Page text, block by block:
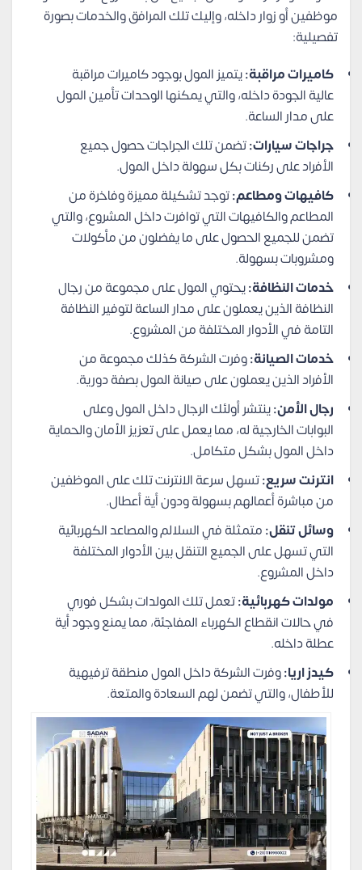
موظفين أو زوار داخله، وإليك تلك المرافق والخدمات بصورة
تفصيلية:
كاميرات مراقبة:يتميز المول بوجود كاميرات مراقبة
عالية الجودة داخله، والتي يمكنها الوحدات تأمين المول
على مدار الساعة.
جراجات سيارات:تضمن تلك الجراجات حصول جميع
الأفراد على ركنات بكل سهولة داخل المول.
كافيهات ومطاعم:توجد تشكيلة مميزة وفاخرة من
المطاعم والكافيهات التي توافرت داخل المشروع، والتي
تضمن للجميع الحصول على ما يفضلون من مأكولات
ومشروبات بسهولة.
خدمات النظافة:يحتوي المول على مجموعة من رجال
النظافة الذين يعملون على مدار الساعة لتوفير النظافة
التامة في الأدوار المختلفة من المشروع.
خدمات الصيانة:وفرت الشركة كذلك مجموعة من
الأفراد الذين يعملون على صيانة المول بصفة دورية.
رجال الأمن:ينتشر أولئك الرجال داخل المول وعلى
البوابات الخارجية له، مما يعمل على تعزيز الأمان والحماية
داخل المول بشكل متكامل.
انترنت سريع:تسهل سرعة الانترنت تلك على الموظفين
من مباشرة أعمالهم بسهولة ودون أية أعطال.
وسائل تنقل:متمثلة في السلالم والمصاعد الكهربائية
التي تسهل على الجميع التنقل بين الأدوار المختلفة
داخل المشروع.
مولدات كهربائية:تعمل تلك المولدات بشكل فوري
في حالات انقطاع الكهرباء المفاجئة، مما يمنع وجود أية
عطلة داخله.
كيدز اريا:وفرت الشركة داخل المول منطقة ترفيهية
للأطفال، والتي تضمن لهم السعادة والمتعة.